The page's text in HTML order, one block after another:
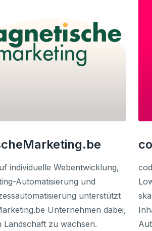
individuelle Webentwicklung,
Automatisierung und
unterstützt
Unternehmen dabei,
Landschaft zu wachsen.